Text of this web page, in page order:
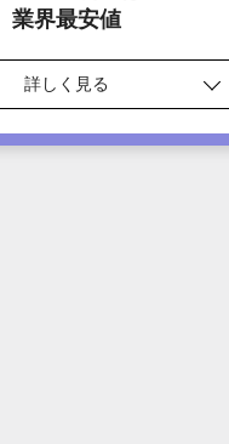
業界最安値
詳しく見る